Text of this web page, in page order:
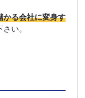
かる会社に変身す
い。